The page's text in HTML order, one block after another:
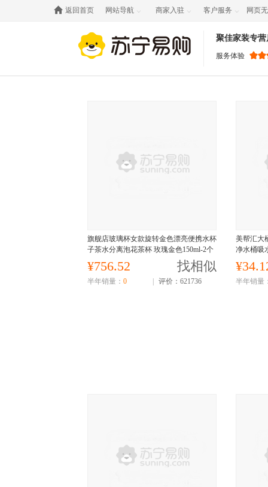
 返回首页 网站导航  商家入驻  客户服务  网页
聚佳家装专营
服务体验
旗舰店玻璃杯女款旋转金色漂亮便携水杯
子茶水分离泡花茶杯 玫瑰金色150ml-2个
¥756.52 找相似
半年销量： 0 评价：621736
美帮汇大
净水桶吸
半年销量